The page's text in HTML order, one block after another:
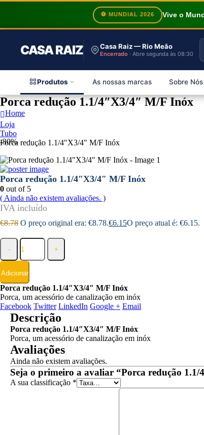
⚽ MUNDIAL 2026 Vive o
CASA RAIZ Casa Raiz — Rio Meão
Encerrado · Abre segunda às 08:30
Produtos As nossas marcas Sobre Nós
Porca redução 1.1/4″X3/4″ M/F Inóx
Home
Loja
Tubo
Porca redução 1.1/4″X3/4″ M/F Inóx
-30%
Porca redução 1.1/4″X3/4″ M/F Inóx
0 out of 5
( Ainda não existem avaliações. )
€8.78 O preço original era: €8.78.€6.15O preço atual é: €6.15.
- +
Adicionar
Porca redução 1.1/4″X3/4″ M/F Inóx
Porca, um acessório de canalização em inóx
Facebook Twitter LinkedIn Google + Email
Descrição
Porca redução 1.1/4″X3/4″ M/F Inóx
Porca, um acessório de canalização em inóx
Avaliações
Ainda não existem avaliações.
Seja o primeiro a avaliar “Porca redução
A sua classificação *